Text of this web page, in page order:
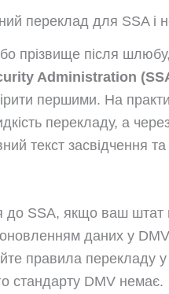
переклад для SSA і
прізвище після
Administration
першими. На
перекладу, а
текст засвідчення
до SSA, якщо ваш штат
даних у
правила перекладу
стандарту DMV немає.